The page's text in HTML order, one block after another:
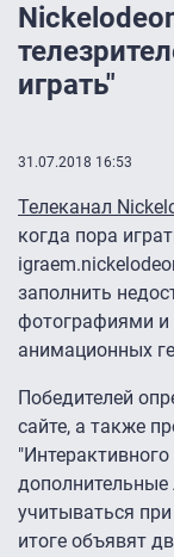
играть"
31.07.2018 16:53
Телеканал
когда пора
заполнить
фотографиями и
анимационных
Победителей
сайте, а также
дополнительные
учитываться
итоге объявят